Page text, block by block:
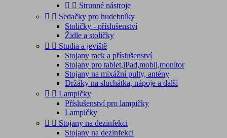
  Strunné nástroje
  Sedačky pro hudebníky
Stoličky - příslušenství
Židle a stoličky
  Studia a jeviště
Stojany rack a příslušenství
Stojany pro tablet,iPad,mobil,monitor
Stojany na mixážní pulty, antény
Držáky na sluchátka, nápoje a další
  Lampičky
Příslušenství pro lampičky
Lampičky
  Stojany na dezinfekci
Stojany na dezinfekci